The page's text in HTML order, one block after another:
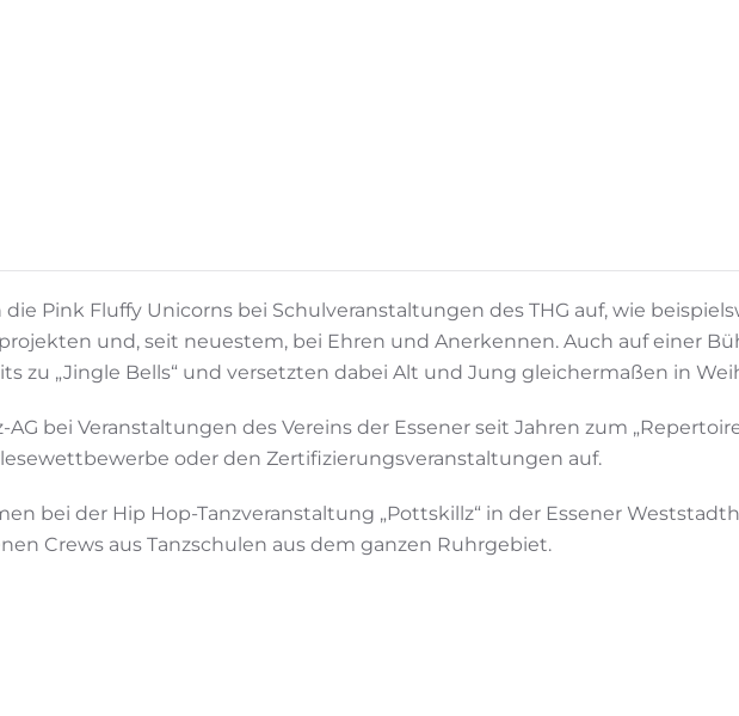
Pink Fluffy Unicorns bei Schulveranstaltungen des THG auf, wie
und, seit neuestem, bei Ehren und Anerkennen. Auch auf einer
zu „Jingle Bells“ und versetzten dabei Alt und Jung gleichermaßen in
bei Veranstaltungen des Vereins der Essener seit Jahren zum
oder den Zertifizierungsveranstaltungen auf.
bei der Hip Hop-Tanzveranstaltung „Pottskillz“ in der Essener
Crews aus Tanzschulen aus dem ganzen Ruhrgebiet.